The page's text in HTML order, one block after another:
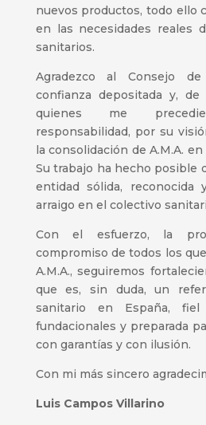
nuevos productos, todo ello
en las necesidades reales
sanitarios.
Agradezco al Consejo
confianza depositada y, de
quienes me
responsabilidad, por su
la consolidación de A.M.A.
Su trabajo ha hecho posible
entidad sólida,
arraigo en el colectivo
Con el esfuerzo, la
compromiso de todos los
A.M.A., seguiremos
que es, sin duda, un
sanitario en España,
fundacionales y preparada
con garantías y con ilusión.
Con mi más sincero
Luis Campos Villarino